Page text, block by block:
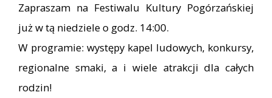
Zapraszam na Festiwalu Kultury Pogórzańskiej
już w tą niedziele o godz. 14:00.
W programie: występy kapel ludowych, konkursy,
regionalne smaki, a i wiele atrakcji dla całych
rodzin!